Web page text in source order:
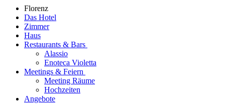
Florenz
Das Hotel
Zimmer
Haus
Restaurants & Bars
Alassio
Enoteca Violetta
Meetings & Feiern
Meeting Räume
Hochzeiten
Angebote